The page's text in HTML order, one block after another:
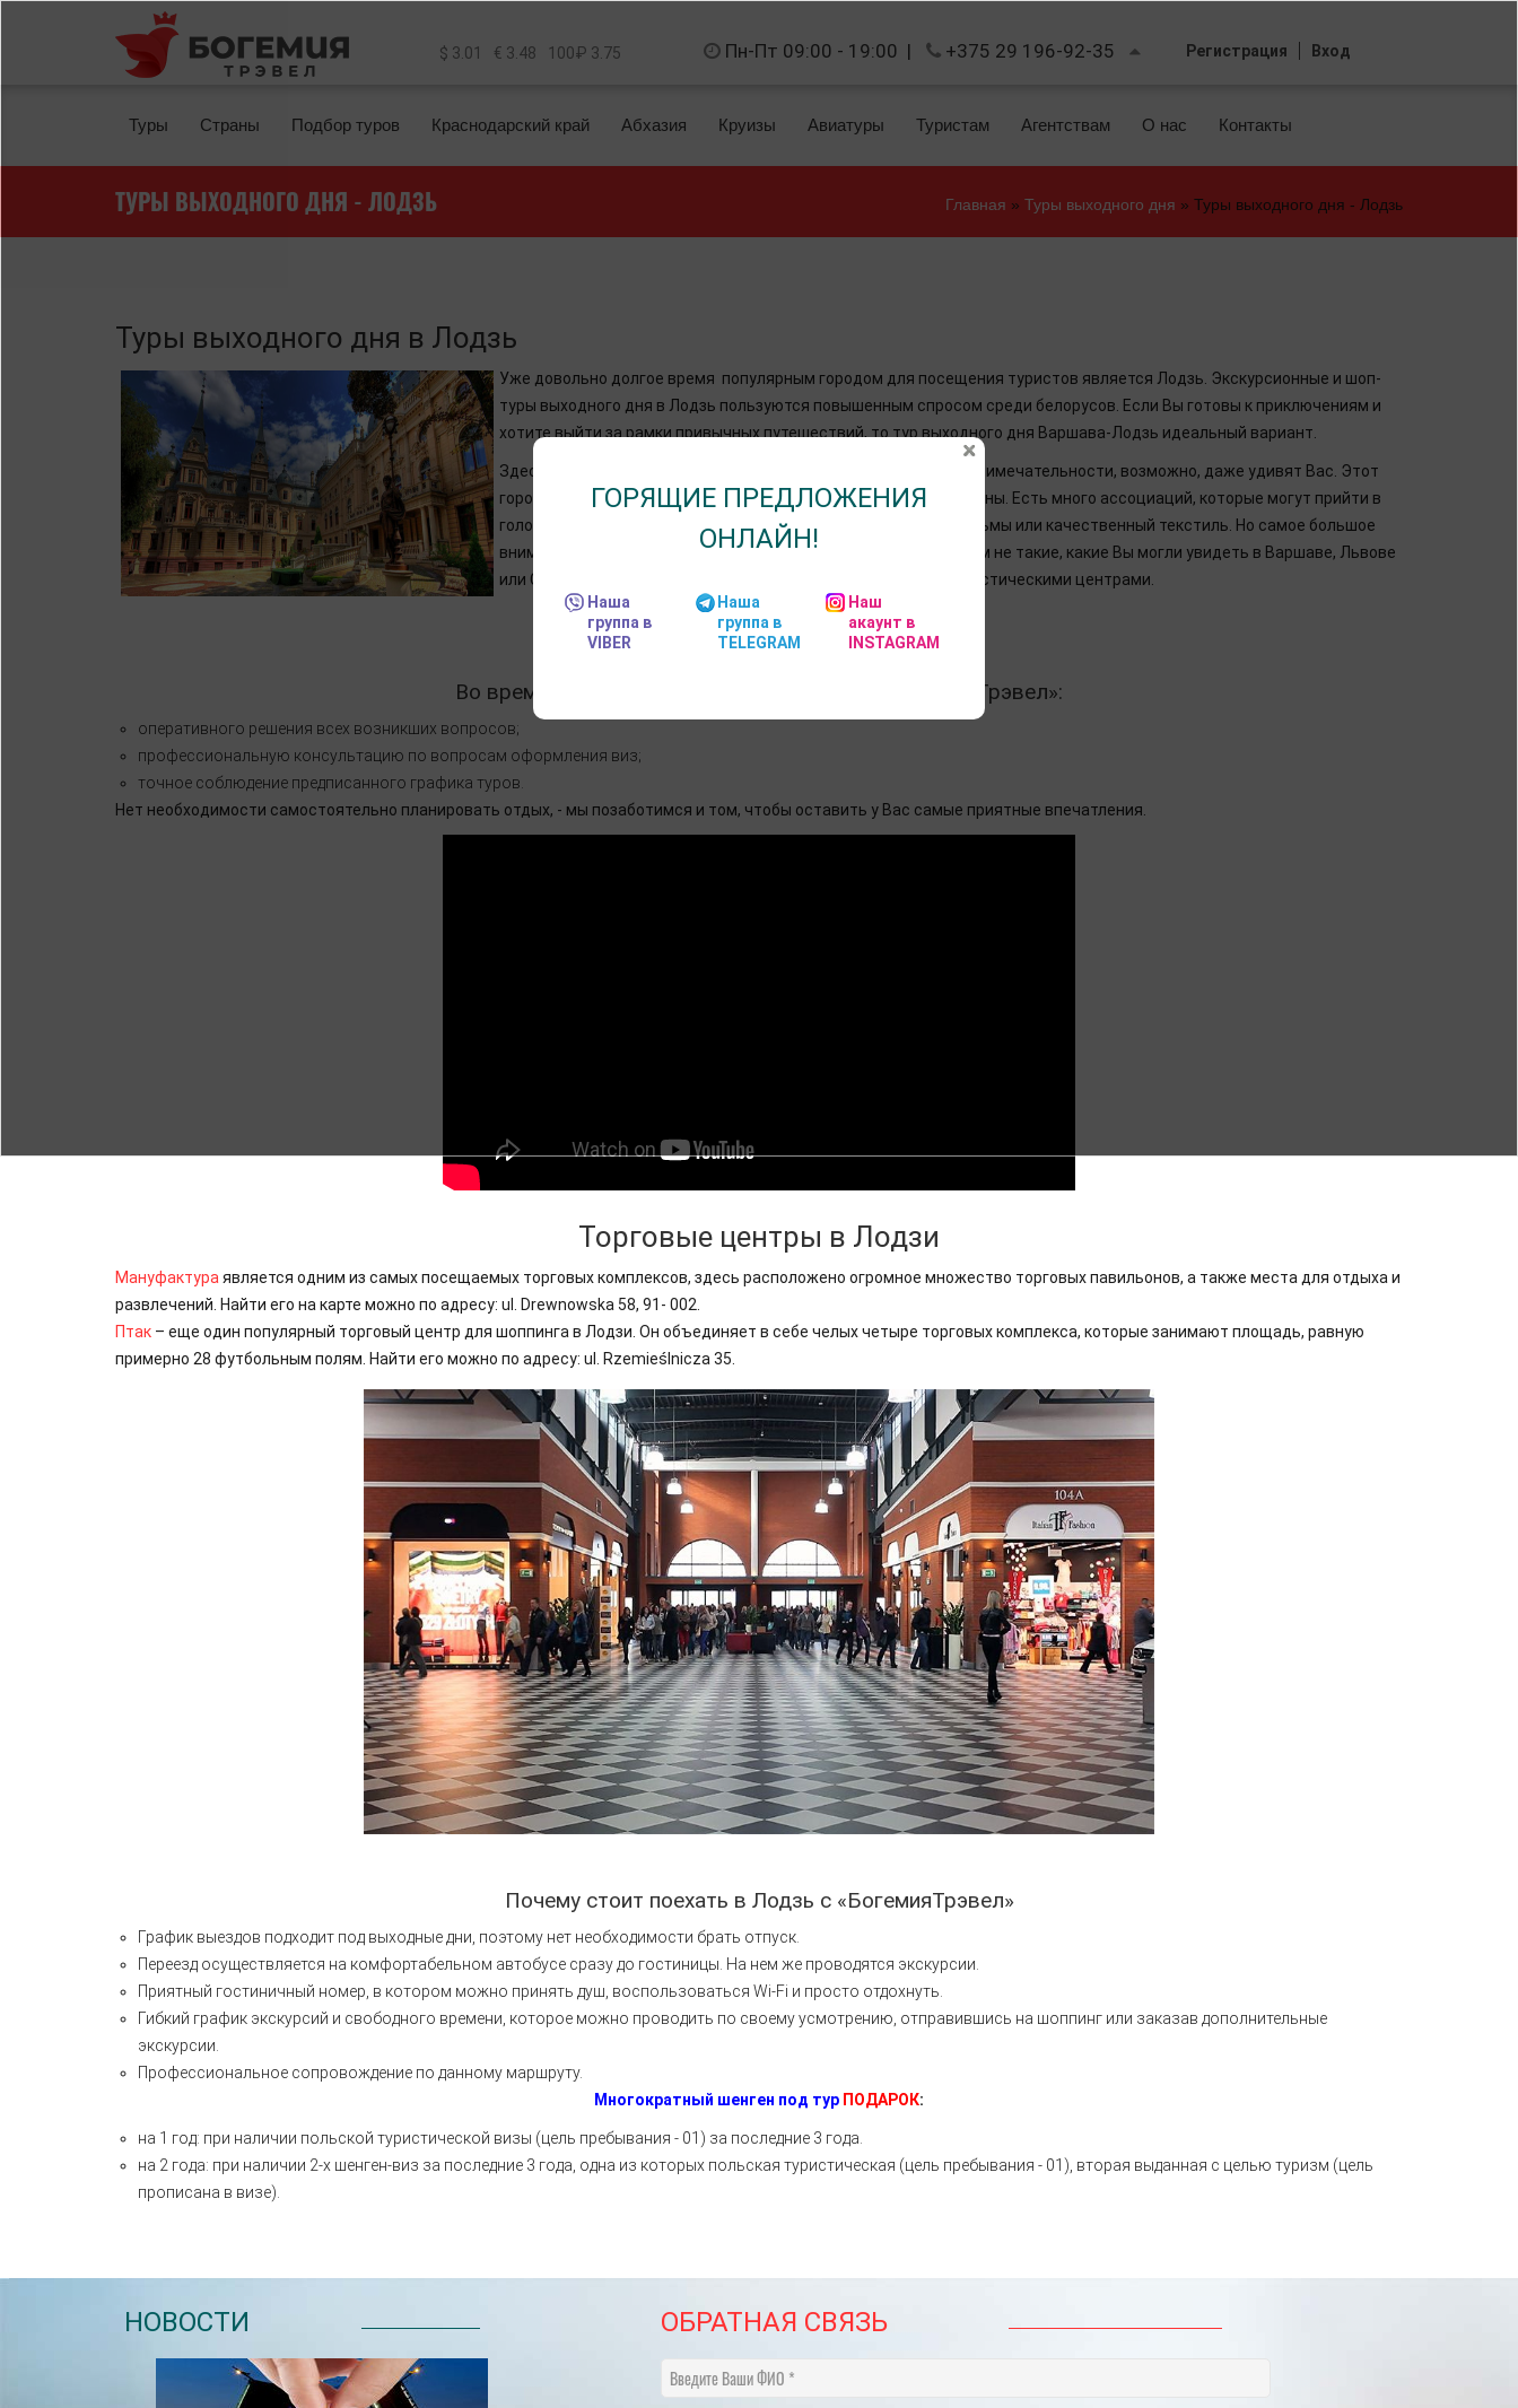
Перейти к основному содержанию
$ 3.01 € 3.48 100₽ 3.75 Пн-Пт 09:00 - 19:00 | +375 29 196-92-35 Регистрация Вход
Туры Страны Подбор туров Краснодарский край Абхазия Круизы Авиатуры Туристам Агентствам О нас Контакты
ТУРЫ ВЫХОДНОГО ДНЯ - ЛОДЗЬ Главная » Туры выходного дня » Туры выходного дня - Лодзь
Туры выходного дня в Лодзь
Уже довольно долгое время популярным городом для посещения туристов является Лодзь. Экскурсионные и шоп-
туры выходного дня в Лодзь пользуются повышенным спросом среди белорусов. Если Вы готовы к приключениям и
хотите выйти за рамки привычных путешествий, то тур выходного дня Варшава-Лодзь идеальный вариант.
Здесь определенно есть что посмотреть, а некоторые достопримечательности, возможно, даже удивят Вас. Этот
город практически такой же крупный, как и столица самой страны. Есть много ассоциаций, которые могут прийти в
голову при упоминании данного места. Например, хорошие фильмы или качественный текстиль. Но самое большое
внимание привлекают к себе местные ярмарки, которые совсем не такие, какие Вы могли увидеть в Варшаве, Львове
или Санкт-Петербурге, которые издавна слывут крупными туристическими центрами.
Во время поездки Вы можете ожидать от «БогемияТрэвел»:
оперативного решения всех возникших вопросов;
профессиональную консультацию по вопросам оформления виз;
точное соблюдение предписанного графика туров.
Нет необходимости самостоятельно планировать отдых, - мы позаботимся и том, чтобы оставить у Вас самые приятные впечатления.
Торговые центры в Лодзи
Мануфактура является одним из самых посещаемых торговых комплексов, здесь расположено огромное множество торговых павильонов, а также места для отдыха и
развлечений. Найти его на карте можно по адресу: ul. Drewnowska 58, 91- 002.
Птак – еще один популярный торговый центр для шоппинга в Лодзи. Он объединяет в себе челых четыре торговых комплекса, которые занимают площадь, равную
примерно 28 футбольным полям. Найти его можно по адресу: ul. Rzemieślnicza 35.
Почему стоит поехать в Лодзь с «БогемияТрэвел»
График выездов подходит под выходные дни, поэтому нет необходимости брать отпуск.
Переезд осуществляется на комфортабельном автобусе сразу до гостиницы. На нем же проводятся экскурсии.
Приятный гостиничный номер, в котором можно принять душ, воспользоваться Wi-Fi и просто отдохнуть.
Гибкий график экскурсий и свободного времени, которое можно проводить по своему усмотрению, отправившись на шоппинг или заказав дополнительные
экскурсии.
Профессиональное сопровождение по данному маршруту.
Многократный шенген под тур ПОДАРОК:
на 1 год: при наличии польской туристической визы (цель пребывания - 01) за последние 3 года.
на 2 года: при наличии 2-х шенген-виз за последние 3 года, одна из которых польская туристическая (цель пребывания - 01), вторая выданная с целью туризм (цель
прописана в визе).
НОВОСТИ ОБРАТНАЯ СВЯЗЬ
Введите Ваши ФИО
ГОРЯЩИЕ ПРЕДЛОЖЕНИЯ
ОНЛАЙН!
Наша
группа в
VIBER
Наша
группа в
TELEGRAM
Наш
акаунт в
INSTAGRAM